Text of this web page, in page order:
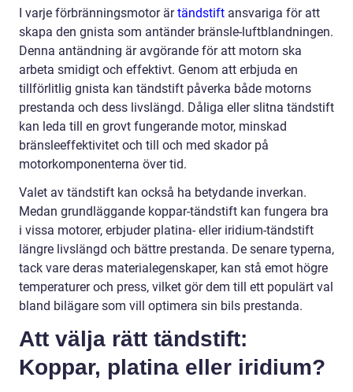
I varje förbränningsmotor ärtändstift ansvariga för att
skapa den gnista som antänder bränsle-luftblandningen.
Denna antändning är avgörande för att motorn ska
arbeta smidigt och effektivt. Genom att erbjuda en
tillförlitlig gnista kan tändstift påverka både motorns
prestanda och dess livslängd. Dåliga eller slitna tändstift
kan leda till en grovt fungerande motor, minskad
bränsleeffektivitet och till och med skador på
motorkomponenterna över tid.
Valet av tändstift kan också ha betydande inverkan.
Medan grundläggande koppar-tändstift kan fungera bra
i vissa motorer, erbjuder platina- eller iridium-tändstift
längre livslängd och bättre prestanda. De senare typerna,
tack vare deras materialegenskaper, kan stå emot högre
temperaturer och press, vilket gör dem till ett populärt val
bland bilägare som vill optimera sin bils prestanda.
Att välja rätt tändstift:
Koppar, platina eller iridium?